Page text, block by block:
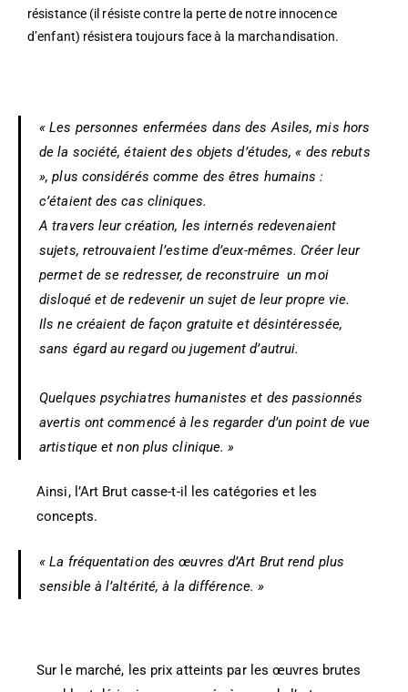
résistance (il résiste contre la perte de notre innocence
d’enfant) résistera toujours face à la marchandisation.
« Les personnes enfermées dans des Asiles, mis hors
de la société, étaient des objets d’études, « des rebuts
», plus considérés comme des êtres humains :
c’étaient des cas cliniques.
A travers leur création, les internés redevenaient
sujets, retrouvaient l’estime d’eux-mêmes. Créer leur
permet de se redresser, de reconstruire un moi
disloqué et de redevenir un sujet de leur propre vie.
Ils ne créaient de façon gratuite et désintéressée,
sans égard au regard ou jugement d’autrui.
Quelques psychiatres humanistes et des passionnés
avertis ont commencé à les regarder d’un point de vue
artistique et non plus clinique. »
Ainsi, l’Art Brut casse-t-il les catégories et les
concepts.
« La fréquentation des œuvres d’Art Brut rend plus
sensible à l’altérité, à la différence. »
Sur le marché, les prix atteints par les œuvres brutes